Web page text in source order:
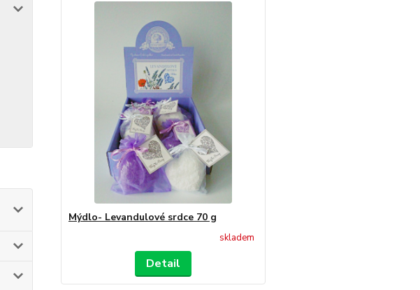
Mýdlo- Levandulové srdce 70 g
skladem
Detail